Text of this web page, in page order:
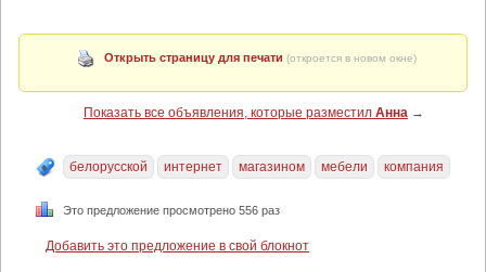
Открыть страницу для печати (откроется в новом окне)
Показать все объявления, которые разместил Анна →
белорусской интернет магазином мебели компания
Это предложение просмотрено 556 раз
Добавить это предложение в свой блокнот